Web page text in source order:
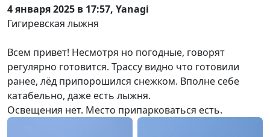
4 января 2025 в 17:57, Yanagi
Гигиревская лыжня
Всем привет! Несмотря но погодные, говорят
регулярно готовится. Трассу видно что готовили
ранее, лёд припорошился снежком. Вполне себе
катабельно, даже есть лыжня.
Освещения нет. Место припарковаться есть.